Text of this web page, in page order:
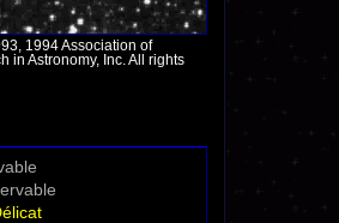
1994 Association of
in Astronomy, Inc. All rights